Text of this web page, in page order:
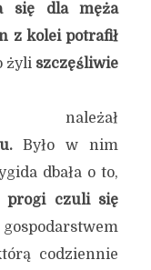
się dla męża
z kolei potrafił
żyli szczęśliwie
należał
Było w nim
dbała o to,
progi czuli się
codziennie